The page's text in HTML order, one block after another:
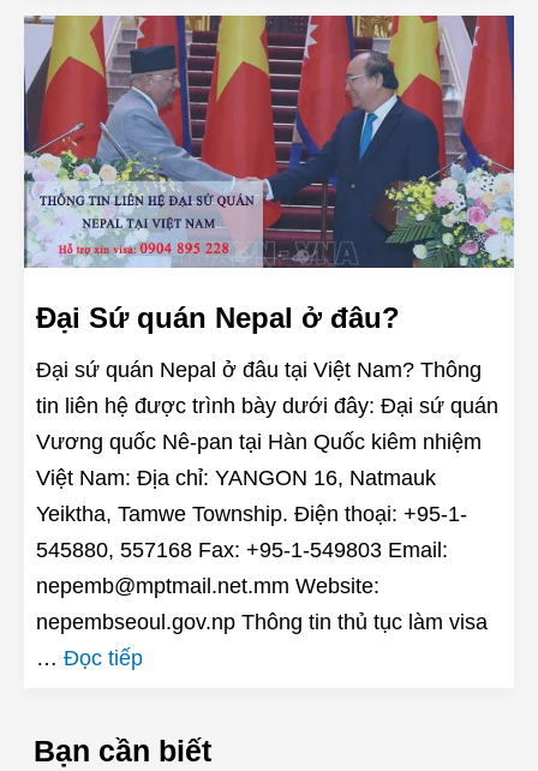
Đại Sứ quán Nepal ở đâu?
Đại sứ quán Nepal ở đâu tại Việt Nam? Thông
tin liên hệ được trình bày dưới đây: Đại sứ quán
Vương quốc Nê-pan tại Hàn Quốc kiêm nhiệm
Việt Nam: Địa chỉ: YANGON 16, Natmauk
Yeiktha, Tamwe Township. Điện thoại: +95-1-
545880, 557168 Fax: +95-1-549803 Email:
nepemb@mptmail.net.mm Website:
nepembseoul.gov.np Thông tin thủ tục làm visa
… Đọc tiếp
Bạn cần biết